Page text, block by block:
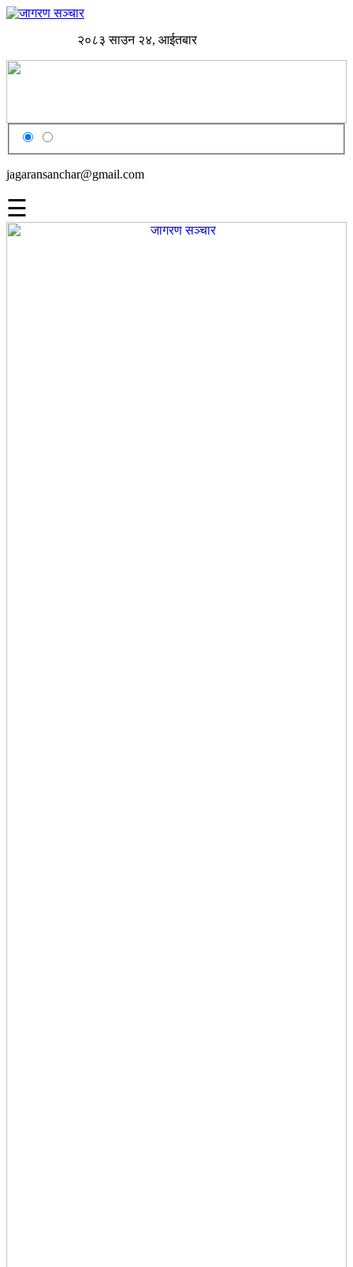
२०८३ साउन २४, आईतबार
jagaransanchar@gmail.com
☰